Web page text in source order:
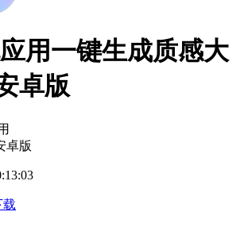
用一键生成质感大
卓版
卓版
载